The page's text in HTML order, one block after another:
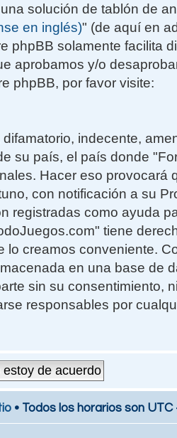
solución de tablón de
en inglés)" (de aquí en
phpBB solamente facilita
aprobamos y/o
phpBB, por favor visite:
indecente,
su país, el país donde
Hacer eso provocará
con notificación a su
registradas como ayuda
tiene
lo creamos conveniente.
en una base de
sin su consentimiento,
responsables por
• Todos los horarios son UTC